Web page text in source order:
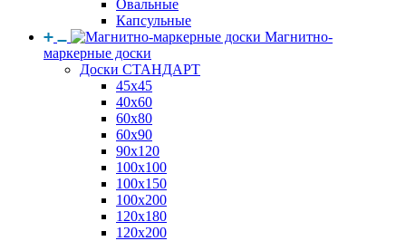
Овальные
Капсульные
Магнитно-
маркерные доски
Доски СТАНДАРТ
45x45
40x60
60x80
60x90
90x120
100x100
100x150
100x200
120x180
120x200